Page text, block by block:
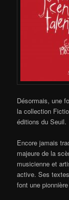
Désormais, une
la collection
éditions du Seuil.
Encore jamais
majeure de la
musicienne et
active. Ses
font une